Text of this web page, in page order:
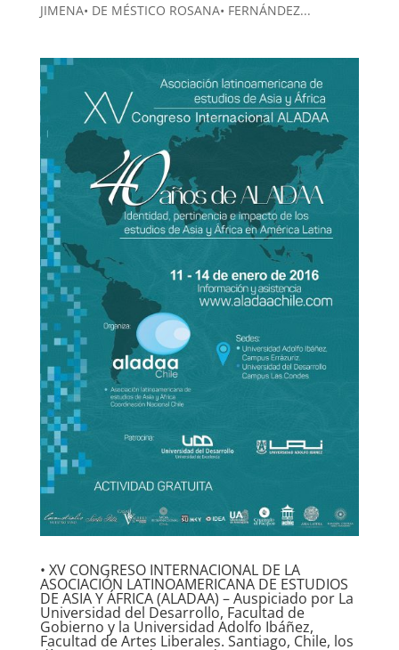
JIMENA• DE MÉSTICO ROSANA• FERNÁNDEZ...
• XV CONGRESO INTERNACIONAL DE LA
ASOCIACIÓN LATINOAMERICANA DE ESTUDIOS
DE ASIA Y ÁFRICA (ALADAA) – Auspiciado por La
Universidad del Desarrollo, Facultad de
Gobierno y la Universidad Adolfo Ibáñez,
Facultad de Artes Liberales. Santiago, Chile, los